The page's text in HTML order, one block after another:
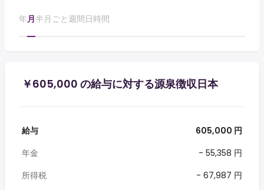
年月半月ごと週間日時間
￥605,000 の給与に対する源泉徴収日本
給与
605,000 円
年金
- 55,358 円
所得税
- 67,987 円